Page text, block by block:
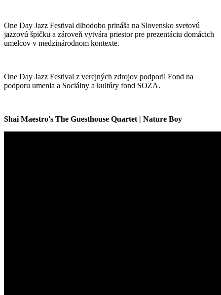
One Day Jazz Festival dlhodobo prináša na Slovensko svetovú
jazzovú špičku a zároveň vytvára priestor pre prezentáciu domácich
umelcov v medzinárodnom kontexte.
One Day Jazz Festival z verejných zdrojov podporil Fond na
podporu umenia a Sociálny a kultúry fond SOZA.
Shai Maestro's The Guesthouse Quartet | Nature Boy